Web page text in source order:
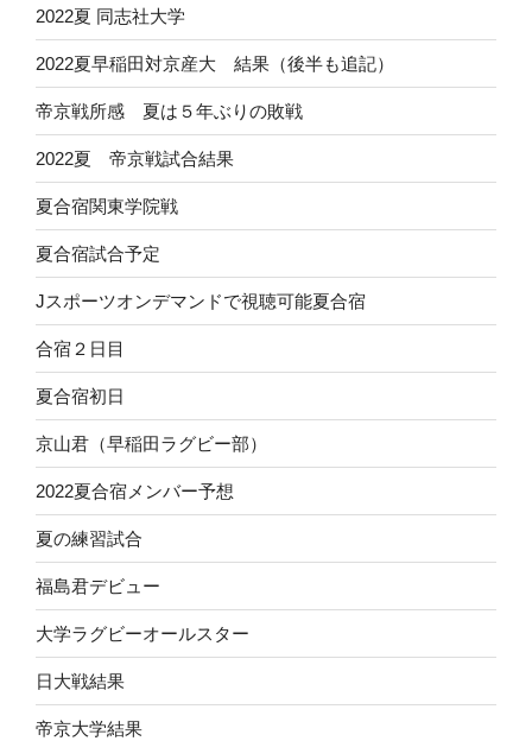
2022夏 同志社大学
2022夏早稲田対京産大 結果（後半も追記）
帝京戦所感 夏は５年ぶりの敗戦
2022夏 帝京戦試合結果
夏合宿関東学院戦
夏合宿試合予定
Jスポーツオンデマンドで視聴可能夏合宿
合宿２日目
夏合宿初日
京山君（早稲田ラグビー部）
2022夏合宿メンバー予想
夏の練習試合
福島君デビュー
大学ラグビーオールスター
日大戦結果
帝京大学結果